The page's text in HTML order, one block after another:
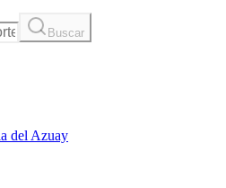
Buscar
del Azuay